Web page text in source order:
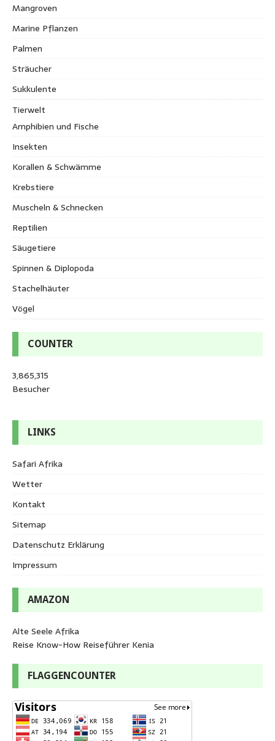
Mangroven
Marine Pflanzen
Palmen
Sträucher
Sukkulente
Tierwelt
Amphibien und Fische
Insekten
Korallen & Schwämme
Krebstiere
Muscheln & Schnecken
Reptilien
Säugetiere
Spinnen & Diplopoda
Stachelhäuter
Vögel
COUNTER
3,865,315
Besucher
LINKS
Safari Afrika
Wetter
Kontakt
Sitemap
Datenschutz Erklärung
Impressum
AMAZON
Alte Seele Afrika
Reise Know-How Reiseführer Kenia
FLAGGENCOUNTER